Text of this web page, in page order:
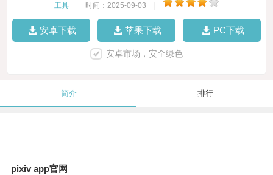
工具 时间：2025-09-03
安卓下载 苹果下载 PC下载
安卓市场，安全绿色
简介 排行
pixiv app官网